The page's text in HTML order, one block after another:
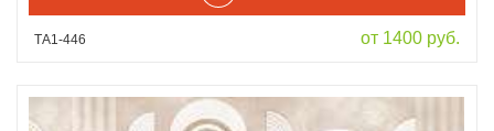
ТА1-446 от 1400 руб.